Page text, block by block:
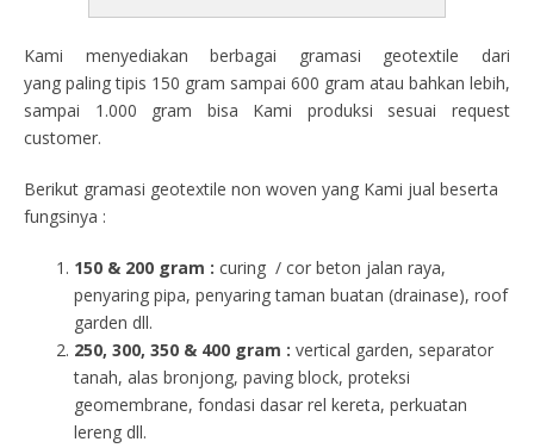
Kami menyediakan berbagai gramasi geotextile dari
yang paling tipis 150 gram sampai 600 gram atau bahkan lebih,
sampai 1.000 gram bisa Kami produksi sesuai request
customer.
Berikut gramasi geotextile non woven yang Kami jual beserta
fungsinya :
150 & 200 gram : curing / cor beton jalan raya,
penyaring pipa, penyaring taman buatan (drainase), roof
garden dll.
250, 300, 350 & 400 gram : vertical garden, separator
tanah, alas bronjong, paving block, proteksi
geomembrane, fondasi dasar rel kereta, perkuatan
lereng dll.